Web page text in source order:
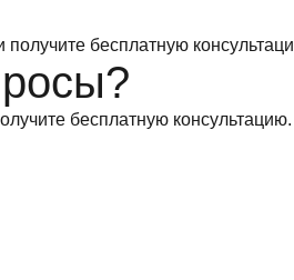
бесплатную консультацию.